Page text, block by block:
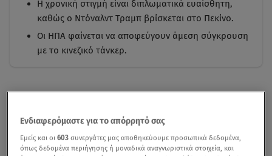
Η χρονική στιγμή είναι διπλωματικά ευαίσθητη,
καθώς ο Ντόναλντ Τραμπ βρίσκεται στο Πεκίνο.
Οι ΗΠΑ φαίνεται να αποφεύγουν άμεση σύγκρουση
με το κινεζικό τάνκερ.
Ενδιαφερόμαστε για το απόρρητό σας
Εμείς και οι603 συνεργάτες μας αποθηκεύουμε προσωπικά δεδομένα,
όπως δεδομένα περιήγησης ή μοναδικά αναγνωριστικά στοιχεία, και